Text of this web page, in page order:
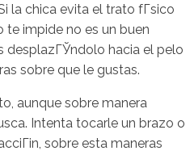
la chica evita el trato fГ­sico
impide no es un buen
desplazГЎndolo hacia el pelo
sobre que le gustas.
aunque sobre manera
Intenta tocarle un brazo o
sobre esta maneras